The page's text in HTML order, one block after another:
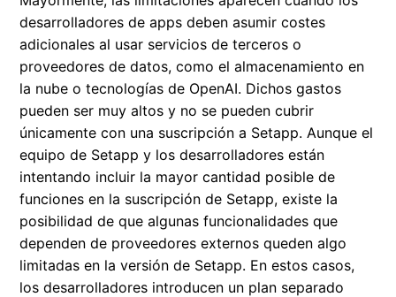
desarrolladores de apps deben asumir costes
adicionales al usar servicios de terceros o
proveedores de datos, como el almacenamiento en
la nube o tecnologías de OpenAI. Dichos gastos
pueden ser muy altos y no se pueden cubrir
únicamente con una suscripción a Setapp. Aunque el
equipo de Setapp y los desarrolladores están
intentando incluir la mayor cantidad posible de
funciones en la suscripción de Setapp, existe la
posibilidad de que algunas funcionalidades que
dependen de proveedores externos queden algo
limitadas en la versión de Setapp. En estos casos,
los desarrolladores introducen un plan separado